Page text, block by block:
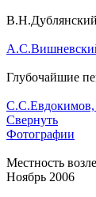
Глубочайшие
С.С.Евдокимов,
Свернуть
Фотографии
Местность
Ноябрь 2006